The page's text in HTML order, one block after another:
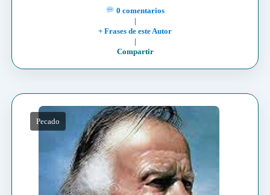
0 comentarios
|
+ Frases de este Autor
|
Compartir
Pecado